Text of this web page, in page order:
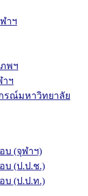
าฯ
พฯ
ฯ
รณ์มหาวิทยาลัย
บ (จุฬาฯ)
บ (ป.ป.ช.)
บ (ป.ป.ท.)